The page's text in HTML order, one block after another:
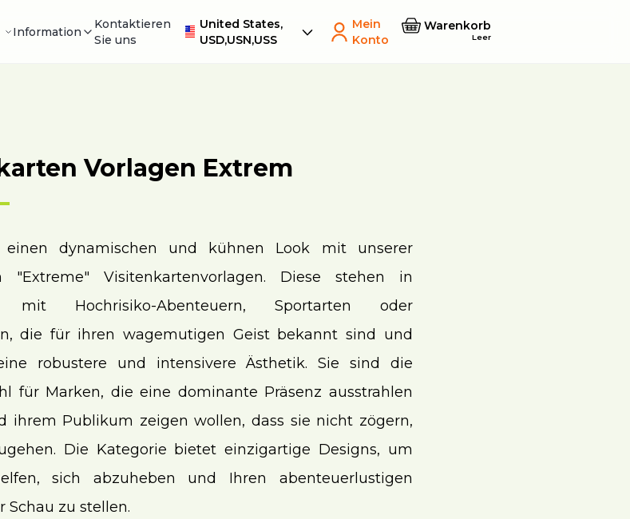
Information
Kontaktieren
Sie uns
United States,
USD,USN,USS
Mein
Konto
Warenkorb
Leer
Vorlagen Extrem
einen dynamischen und kühnen Look mit unserer
"Extreme" Visitenkartenvorlagen. Diese stehen in
mit Hochrisiko-Abenteuern, Sportarten oder
die für ihren wagemutigen Geist bekannt sind und
robustere und intensivere Ästhetik. Sie sind die
für Marken, die eine dominante Präsenz ausstrahlen
ihrem Publikum zeigen wollen, dass sie nicht zögern,
Die Kategorie bietet einzigartige Designs, um
sich abzuheben und Ihren abenteuerlustigen
Schau zu stellen.